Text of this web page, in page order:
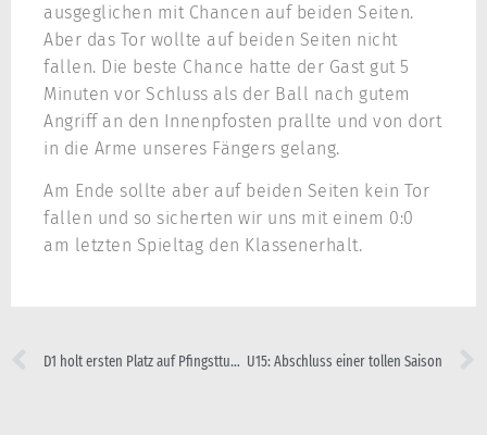
ausgeglichen mit Chancen auf beiden Seiten.
Aber das Tor wollte auf beiden Seiten nicht
fallen. Die beste Chance hatte der Gast gut 5
Minuten vor Schluss als der Ball nach gutem
Angriff an den Innenpfosten prallte und von dort
in die Arme unseres Fängers gelang.
Am Ende sollte aber auf beiden Seiten kein Tor
fallen und so sicherten wir uns mit einem 0:0
am letzten Spieltag den Klassenerhalt.
D1 holt ersten Platz auf Pfingstturnier in Avenwedde U15: Abschluss einer tollen Saison